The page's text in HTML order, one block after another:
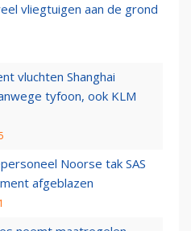
vliegtuigen aan de grond
vluchten Shanghai
tyfoon, ook KLM
Noorse tak SAS
afgeblazen